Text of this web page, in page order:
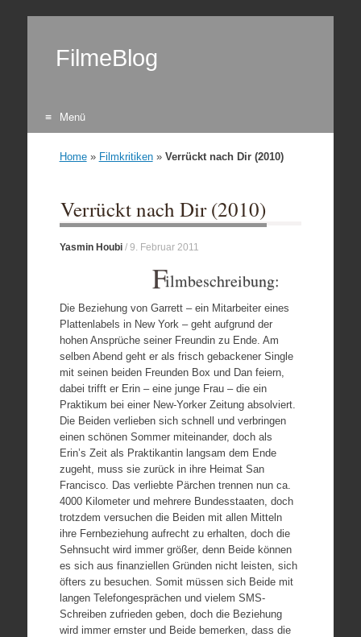
FilmeBlog
Menü
Home» Filmkritiken» Verrückt nach Dir (2010)
Verrückt nach Dir (2010)
Yasmin Houbi/ 9. Februar 2011
Filmbeschreibung:
Die Beziehung von Garrett – ein Mitarbeiter eines
Plattenlabels in New York – geht aufgrund der
hohen Ansprüche seiner Freundin zu Ende. Am
selben Abend geht er als frisch gebackener Single
mit seinen beiden Freunden Box und Dan feiern,
dabei trifft er Erin – eine junge Frau – die ein
Praktikum bei einer New-Yorker Zeitung absolviert.
Die Beiden verlieben sich schnell und verbringen
einen schönen Sommer miteinander, doch als
Erin’s Zeit als Praktikantin langsam dem Ende
zugeht, muss sie zurück in ihre Heimat San
Francisco. Das verliebte Pärchen trennen nun ca.
4000 Kilometer und mehrere Bundesstaaten, doch
trotzdem versuchen die Beiden mit allen Mitteln
ihre Fernbeziehung aufrecht zu erhalten, doch die
Sehnsucht wird immer größer, denn Beide können
es sich aus finanziellen Gründen nicht leisten, sich
öfters zu besuchen. Somit müssen sich Beide mit
langen Telefongesprächen und vielem SMS-
Schreiben zufrieden geben, doch die Beziehung
wird immer ernster und Beide bemerken, dass die